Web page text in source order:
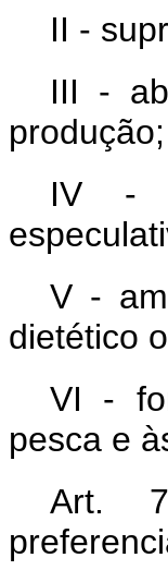
II -
III -
produção;
IV -
V -
dietético
VI -
pesca e
Art.